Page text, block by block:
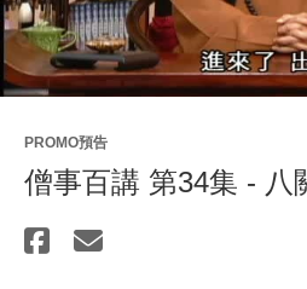
PROMO預告
僧事百講 第34集 - 八